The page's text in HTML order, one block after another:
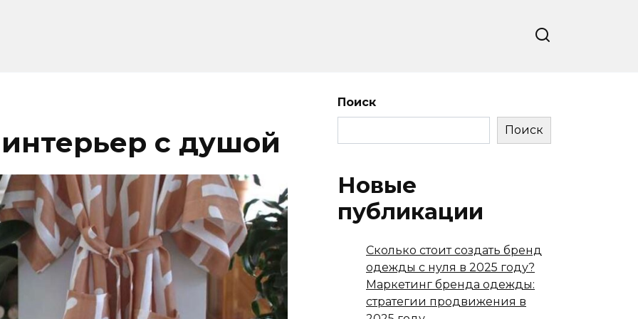
с душой
Поиск
Поиск
Новые
публикации
Сколько стоит создать бренд
одежды с нуля в 2025 году?
Маркетинг бренда одежды:
стратегии продвижения в